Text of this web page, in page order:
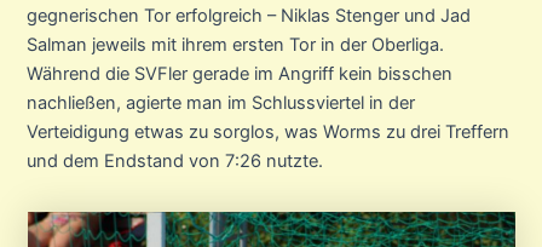
gegnerischen Tor erfolgreich – Niklas Stenger und Jad
Salman jeweils mit ihrem ersten Tor in der Oberliga.
Während die SVFler gerade im Angriff kein bisschen
nachließen, agierte man im Schlussviertel in der
Verteidigung etwas zu sorglos, was Worms zu drei Treffern
und dem Endstand von 7:26 nutzte.